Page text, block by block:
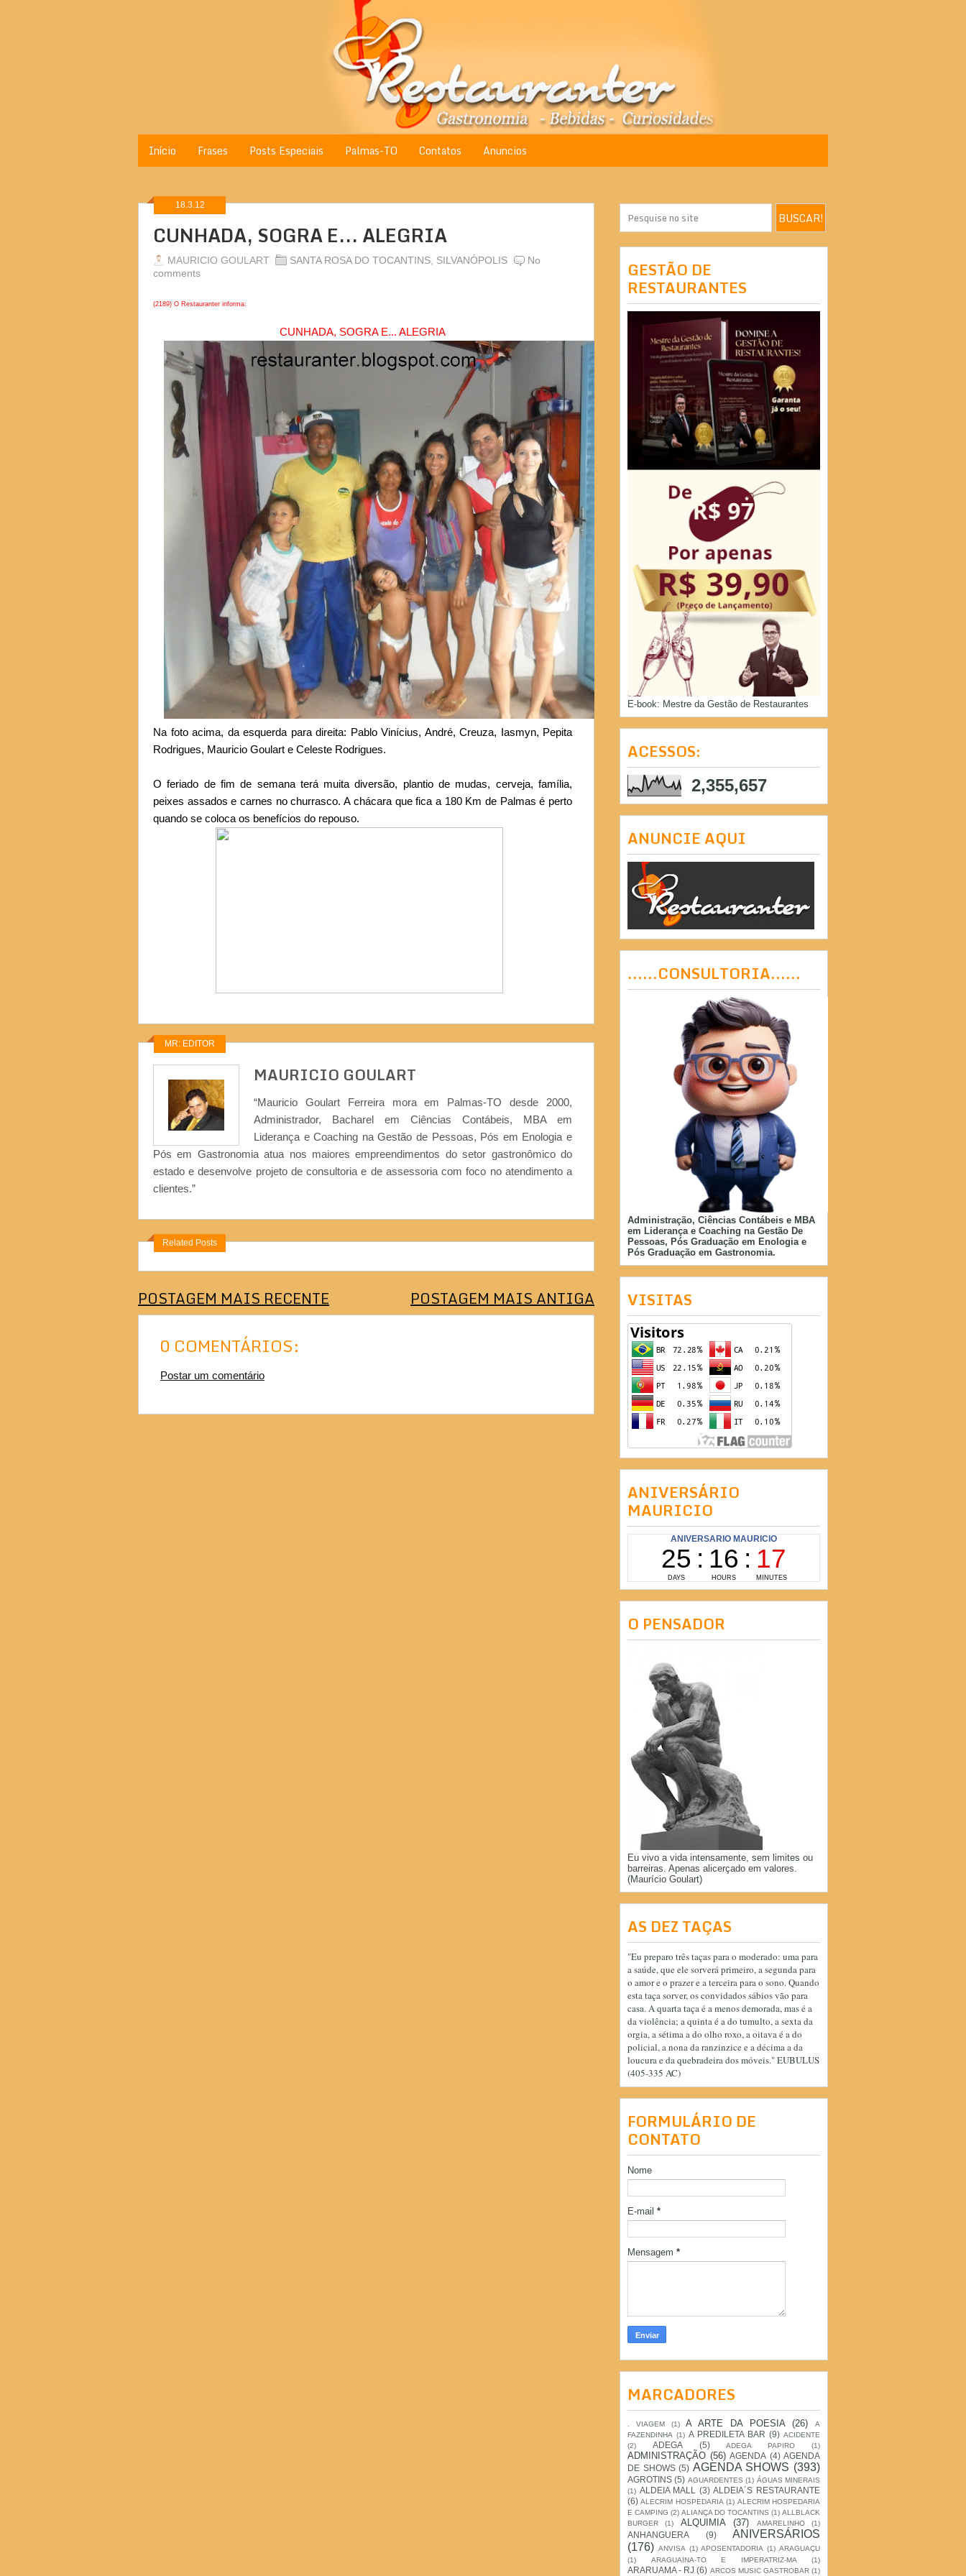
Início Frases Posts Especiais Palmas-TO Contatos Anuncios
18.3.12
CUNHADA, SOGRA E... ALEGRIA
MAURICIO GOULART SANTA ROSA DO TOCANTINS SILVANÓPOLIS
No
comments
(2189) O Restauranter informa:
CUNHADA, SOGRA E... ALEGRIA
Na foto acima, da esquerda para direita: Pablo Vinícius, André, Creuza, Iasmyn, Pepita
Rodrigues, Mauricio Goulart e Celeste Rodrigues.
O feriado de fim de semana terá muita diversão, plantio de mudas, cerveja, família,
peixes assados e carnes no churrasco. A chácara que fica a 180 Km de Palmas é perto
quando se coloca os benefícios do repouso.
MR: EDITOR
MAURICIO GOULART
“Mauricio Goulart Ferreira mora em Palmas-TO desde 2000,
Administrador, Bacharel em Ciências Contábeis, MBA em
Liderança e Coaching na Gestão de Pessoas, Pós em Enologia e
Pós em Gastronomia atua nos maiores empreendimentos do setor gastronômico do
estado e desenvolve projeto de consultoria e de assessoria com foco no atendimento a
clientes.”
Related Posts
POSTAGEM MAIS RECENTE POSTAGEM MAIS ANTIGA
0 COMENTÁRIOS:
Postar um comentário
GESTÃO DE
RESTAURANTES
E-book: Mestre da Gestão de Restaurantes
ACESSOS:
2,355,657
ANUNCIE AQUI
......CONSULTORIA......
Administração, Ciências Contábeis e MBA
em Liderança e Coaching na Gestão De
Pessoas, Pós Graduação em Enologia e
Pós Graduação em Gastronomia.
VISITAS
ANIVERSÁRIO
MAURICIO
O PENSADOR
Eu vivo a vida intensamente, sem limites ou
barreiras. Apenas alicerçado em valores.
(Maurício Goulart)
AS DEZ TAÇAS
"Eu preparo três taças para o moderado: uma para
a saúde, que ele sorverá primeiro, a segunda para
o amor e o prazer e a terceira para o sono. Quando
esta taça sorver, os convidados sábios vão para
casa. A quarta taça é a menos demorada, mas é a
da violência; a quinta é a do tumulto, a sexta da
orgia, a sétima a do olho roxo, a oitava é a do
policial, a nona da ranzinzice e a décima a da
loucura e da quebradeira dos móveis." EUBULUS
(405-335 AC)
FORMULÁRIO DE
CONTATO
Nome
E-mail *
Mensagem *
MARCADORES
. VIAGEM (1) A ARTE DA POESIA (26)
A
FAZENDINHA (1) A PREDILETA BAR (9) ACIDENTE
(2)
ADEGA (5) ADEGA PAPIRO (1)
ADMINISTRAÇÃO (56) AGENDA (4) AGENDA
DE SHOWS (5) AGENDA SHOWS (393)
AGROTINS (5) AGUARDENTES (1) ÁGUAS MINERAIS
(1) ALDEIA MALL (3) ALDEIA´S RESTAURANTE
(6) ALECRIM HOSPEDARIA (1) ALECRIM HOSPEDARIA
E CAMPING (2) ALIANÇA DO TOCANTINS (1) ALLBLACK
BURGER
(1) ALQUIMIA (37) AMARELINHO (1)
ANHANGUERA (9)
ANIVERSÁRIOS
(176) ANVISA (1) APOSENTADORIA (1) ARAGUAÇU
(1)
ARAGUAINA-TO E IMPERATRIZ-MA (1)
ARARUAMA - RJ (6) ARCOS MUSIC GASTROBAR (1)